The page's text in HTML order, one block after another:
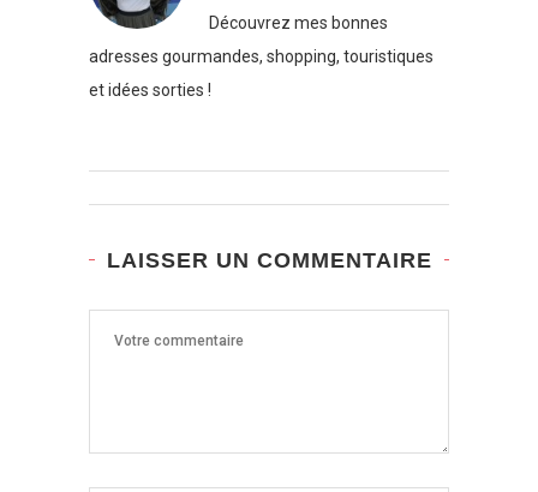
Découvrez mes bonnes
adresses gourmandes, shopping, touristiques
et idées sorties !
LAISSER UN COMMENTAIRE